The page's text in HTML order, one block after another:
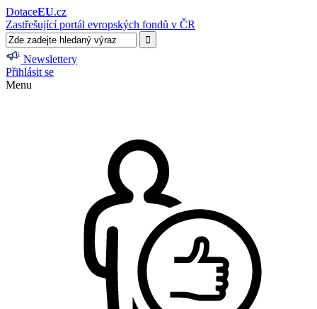
DotaceEU.cz
Zastřešující portál evropských fondů v ČR
Newslettery
Přihlásit se
Menu